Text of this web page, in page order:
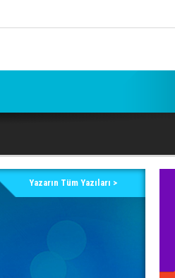
Düşük/kuyruk
Yazarın Tüm Yazıları >